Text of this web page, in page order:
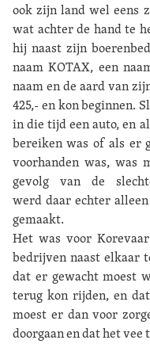
ook zijn land wel eens
wat achter de hand te
hij naast zijn
naam KOTAX, een
naam en de aard van
425,- en kon beginnen.
in die tijd een auto, en
bereiken was of als er
voorhanden was, was
gevolg van de
werd daar echter
gemaakt.
Het was voor
bedrijven naast elkaar
dat er gewacht moest
terug kon rijden, en
moest er dan voor
doorgaan en dat het